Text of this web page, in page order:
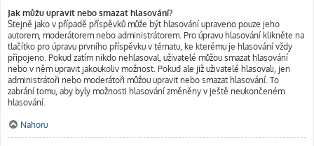
Jak můžu upravit nebo smazat hlasování?
Stejně jako v případě příspěvků může být hlasování upraveno pouze jeho
autorem, moderátorem nebo administrátorem. Pro úpravu hlasování klikněte na
tlačítko pro úpravu prvního příspěvku v tématu, ke kterému je hlasování vždy
připojeno. Pokud zatím nikdo nehlasoval, uživatelé můžou smazat hlasování
nebo v něm upravit jakoukoliv možnost. Pokud ale již uživatelé hlasovali, jen
administrátoři nebo moderátoři můžou upravit nebo smazat hlasování. To
zabrání tomu, aby byly možnosti hlasování změněny v ještě neukončeném
hlasování.
Nahoru